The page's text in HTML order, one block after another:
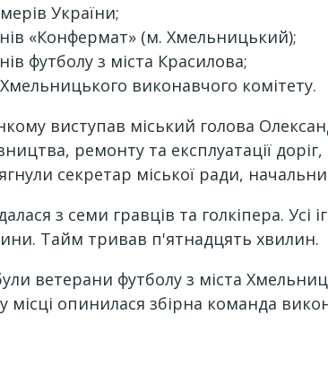
України;
«Конфермат» (м. Хмельницький);
футболу з міста Красилова;
виконавчого комітету.
виступав міський голова
ремонту та експлуатації
секретар міської ради,
з семи гравців та голкіпера.
Тайм тривав п'ятнадцять хвилин.
ветерани футболу з міста
місці опинилася збірна команда